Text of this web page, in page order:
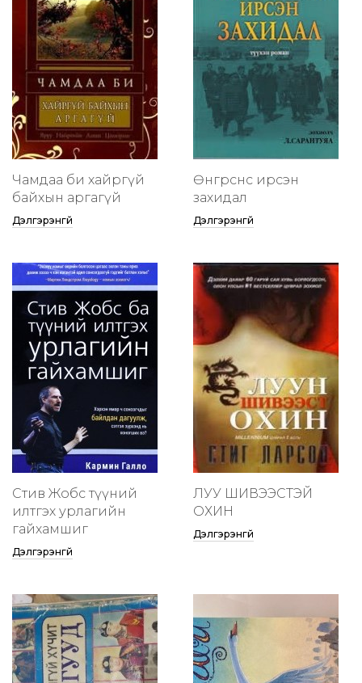
Чамдаа би хайргүй
байхын аргагүй
Дэлгэрэнгүй
Өнгөрснөөс ирсэн
захидал
Дэлгэрэнгүй
Стив Жобс түүний
илтгэх урлагийн
гайхамшиг
Дэлгэрэнгүй
ЛУУ ШИВЭЭСТЭЙ
ОХИН
Дэлгэрэнгүй